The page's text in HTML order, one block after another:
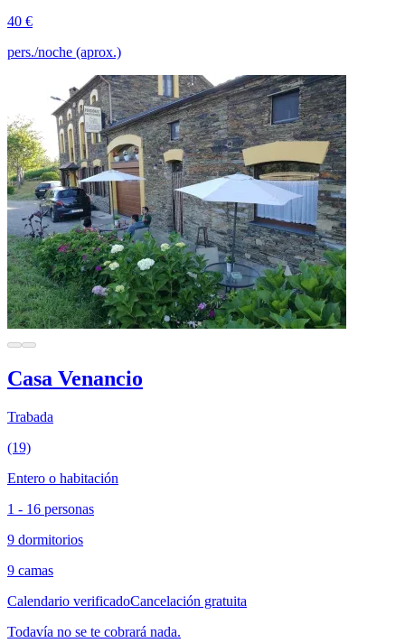
40 €
pers./noche (aprox.)
Casa Venancio
Trabada
(19)
Entero o habitación
1 - 16 personas
9 dormitorios
9 camas
Calendario verificadoCancelación gratuita
Todavía no se te cobrará nada.